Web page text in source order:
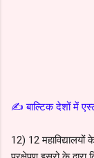
✍️ बाल्टिक देशों में
12) 12